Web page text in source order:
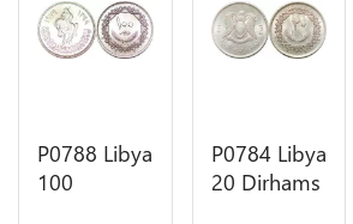
P0788 Libya
100
P0784 Libya
20 Dirhams